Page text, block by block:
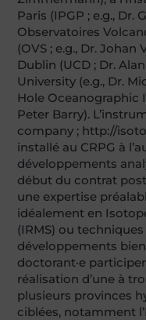
Paris (IPGP ; e.g., Dr.
Observatoires
(OVS ; e.g., Dr.
Dublin (UCD ; Dr.
University (e.g., Dr.
Hole Oceanographic
Peter Barry).
company ; http://
installé au CRPG à
développements
début du contrat
une expertise
idéalement en
(IRMS) ou
développements
doctorant·e
réalisation d’une à
plusieurs provinces
ciblées, notamment